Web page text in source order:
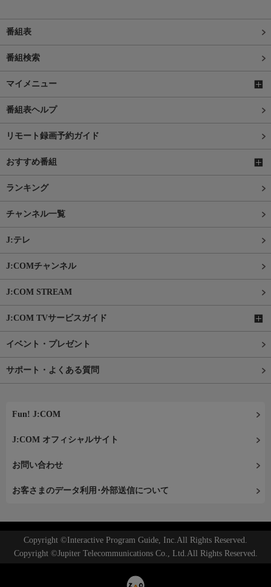
番組表
番組検索
マイメニュー
番組表ヘルプ
リモート録画予約ガイド
おすすめ番組
ランキング
チャンネル一覧
J:テレ
J:COMチャンネル
J:COM STREAM
J:COM TVサービスガイド
イベント・プレゼント
サポート・よくある質問
Fun! J:COM
J:COM オフィシャルサイト
お問い合わせ
お客さまのデータ利用･外部送信について
Copyright ©Interactive Program Guide, Inc.All Rights Reserved.
Copyright ©Jupiter Telecommunications Co., Ltd.All Rights Reserved.